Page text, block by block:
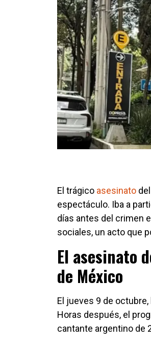
El trágico asesinato
espectáculo. Iba a
días antes del crimen
sociales, un acto que
El asesinato
de México
El jueves 9 de
Horas después, el
cantante argentino de